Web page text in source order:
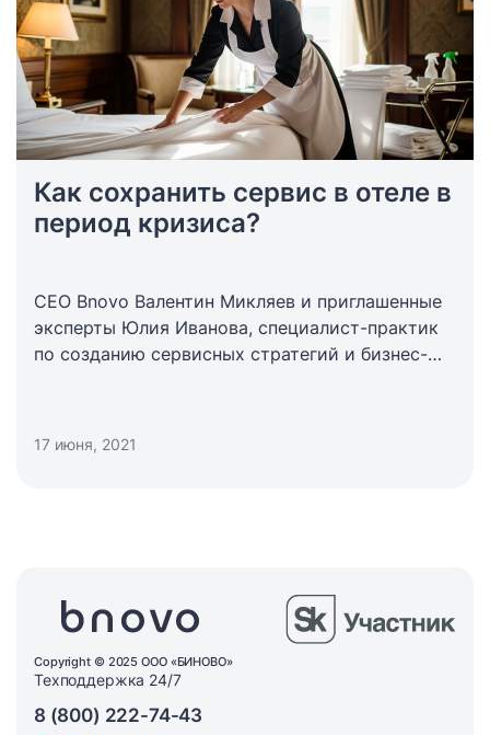
Как сохранить сервис в отеле в
период кризиса?
СЕО Bnovo Валентин Микляев и приглашенные
эксперты Юлия Иванова, специалист-практик
по созданию сервисных стратегий и бизнес-
кризиса.
17 июня, 2021
Copyright © 2025 ООО «БИНОВО»
Техподдержка 24/7
8 (800) 222-74-43